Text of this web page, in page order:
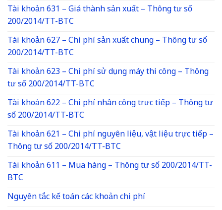
Tài khoản 631 – Giá thành sản xuất – Thông tư số
200/2014/TT-BTC
Tài khoản 627 – Chi phí sản xuất chung – Thông tư số
200/2014/TT-BTC
Tài khoản 623 – Chi phí sử dụng máy thi công – Thông
tư số 200/2014/TT-BTC
Tài khoản 622 – Chi phí nhân công trực tiếp – Thông tư
số 200/2014/TT-BTC
Tài khoản 621 – Chi phí nguyên liệu, vật liệu trực tiếp –
Thông tư số 200/2014/TT-BTC
Tài khoản 611 – Mua hàng – Thông tư số 200/2014/TT-
BTC
Nguyên tắc kế toán các khoản chi phí